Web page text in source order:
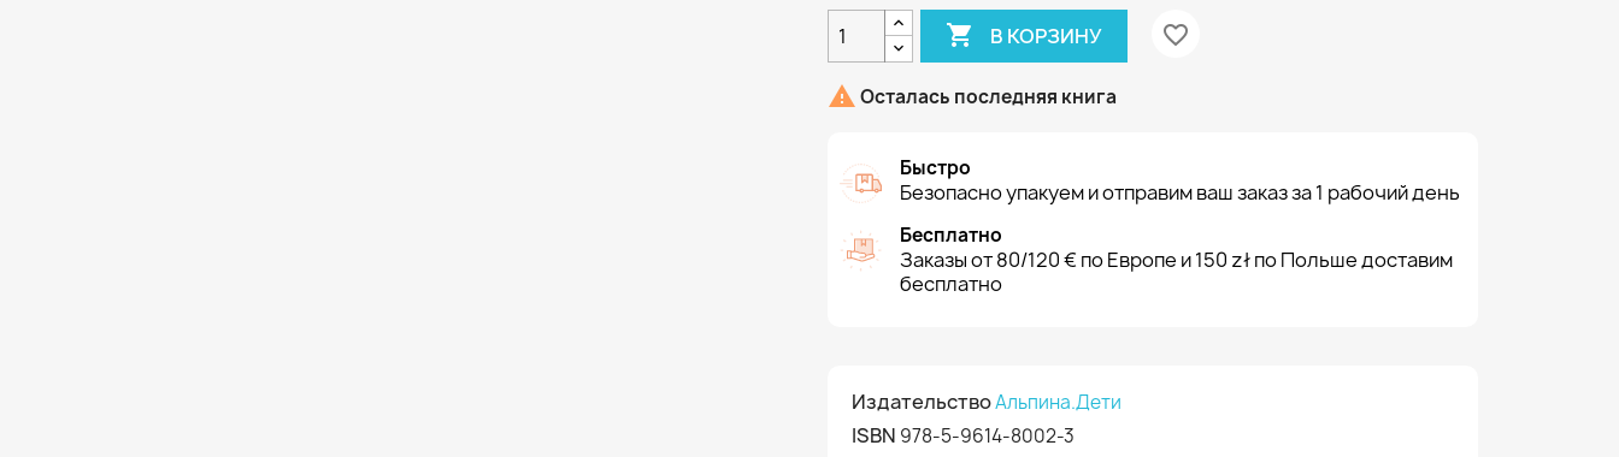
 В КОРЗИНУ favorite_border
 Осталась последняя книга
Быстро
Безопасно упакуем и отправим ваш заказ за 1 рабочий день
Бесплатно
Заказы от 80/120 € по Европе и 150 zł по Польше доставим
бесплатно
ИздательствоАльпина.Дети
ISBN 978-5-9614-8002-3